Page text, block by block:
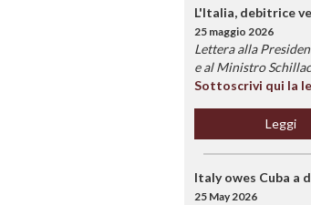
L'Italia, debitrice
25 maggio 2026
Lettera alla
e al Ministro
Sottoscrivi qui la
Leggi
Italy owes Cuba a
25 May 2026